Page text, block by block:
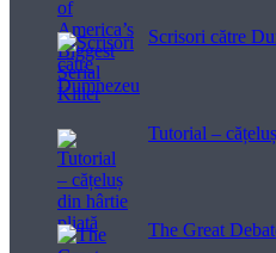
Scrisori către
Tutorial –
The Great